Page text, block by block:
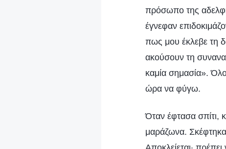
πρόσωπο της
έγνεφαν
πως μου έκλεβε τη
ακούσουν τη
καμία σημασία».
ώρα να φύγω.
Όταν έφτασα σπίτι,
μαράζωνα.